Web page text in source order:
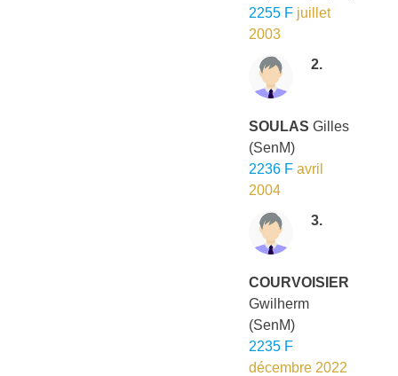
2255 F juillet
2003
2.
SOULAS Gilles
(SenM)
2236 F avril
2004
3.
COURVOISIER
Gwilherm
(SenM)
2235 F
décembre 2022